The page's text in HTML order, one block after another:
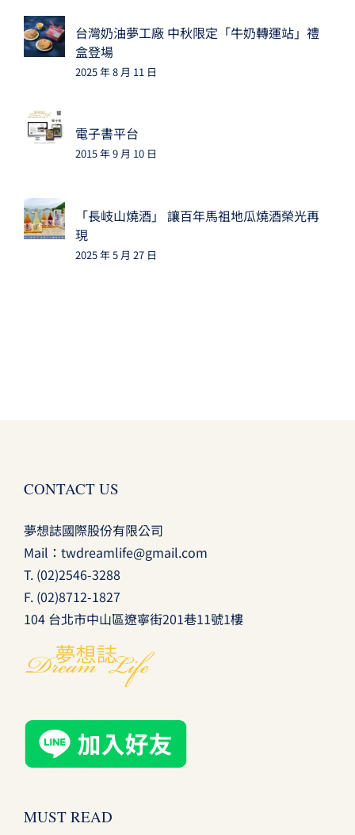
台灣奶油夢工廠 中秋限定「牛奶轉運站」禮
盒登場
2025 年 8 月 11 日
電子書平台
2015 年 9 月 10 日
「長岐山燒酒」 讓百年馬祖地瓜燒酒榮光再
現
2025 年 5 月 27 日
CONTACT US
夢想誌國際股份有限公司
Mail： twdreamlife@gmail.com
T. (02)2546-3288
F. (02)8712-1827
104 台北市中山區遼寧街201巷11號1樓
MUST READ